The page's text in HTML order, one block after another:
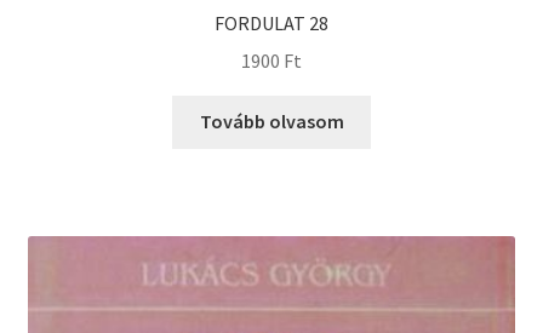
FORDULAT 28
1900 Ft
Tovább olvasom